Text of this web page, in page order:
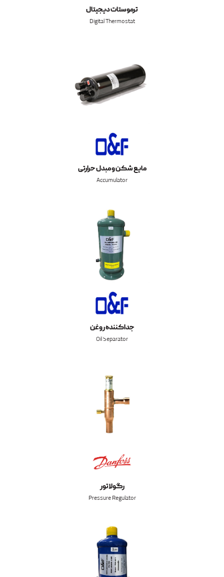
ترموستات دیجیتال
Digital Thermostat
مایع شکن و مبدل حرارتی
Accumulator
جداکننده روغن
Oil Separator
رگولاتور
Pressure Regulator